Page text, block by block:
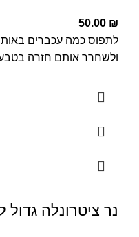
50.00 ₪
לתפוס כמה עכברים
ולשחרר אותם חזרה
נר ציטרונלה